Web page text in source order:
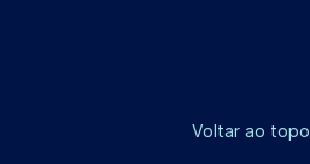
Voltar ao topo